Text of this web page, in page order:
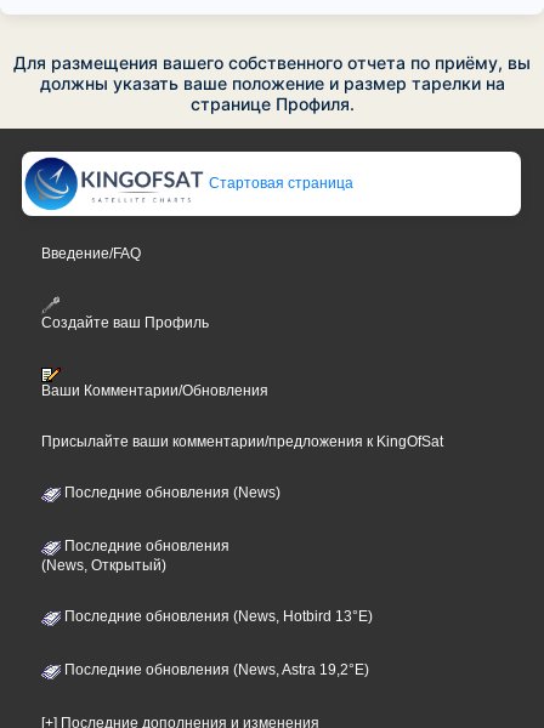
Для размещения вашего собственного отчета по приёму, вы
должны указать ваше положение и размер тарелки на
странице Профиля.
Стартовая страница
Введение/FAQ
Создайте ваш Профиль
Ваши Комментарии/Обновления
Присылайте ваши комментарии/предложения к KingOfSat
Последние обновления (News)
Последние обновления
(News, Открытый)
Последние обновления (News, Hotbird 13°E)
Последние обновления (News, Astra 19,2°E)
[+] Последние дополнения и изменения